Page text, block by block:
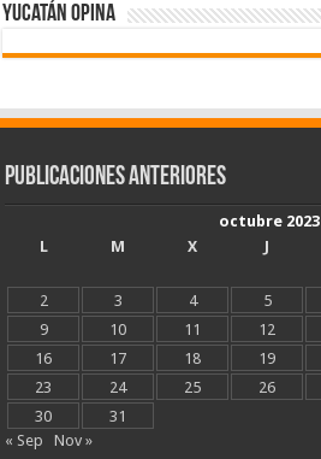
Yucatán Opina
Publicaciones Anteriores
octubre 2023
L
M X J
2
3 4 5
9
10 11 12
16
17 18 19
23
24 25 26
30
31
« Sep
Nov »